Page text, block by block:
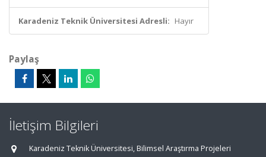
Karadeniz Teknik Üniversitesi Adresli: Hayır
Paylaş
İletişim Bilgileri
Karadeniz Teknik Üniversitesi, Bilimsel Araştırma Projeleri